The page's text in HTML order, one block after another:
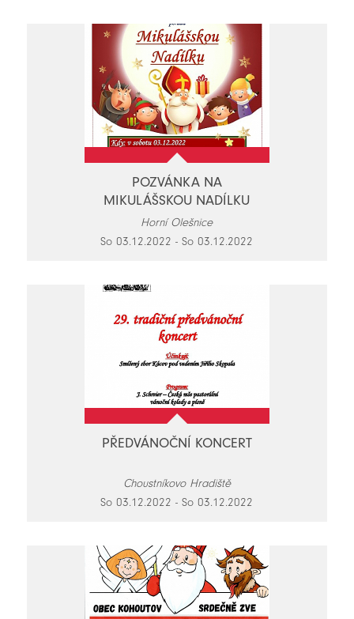
POZVÁNKA NA
MIKULÁŠSKOU NADÍLKU
Horní Olešnice
So 03.12.2022 - So 03.12.2022
PŘEDVÁNOČNÍ KONCERT
Choustníkovo Hradiště
So 03.12.2022 - So 03.12.2022